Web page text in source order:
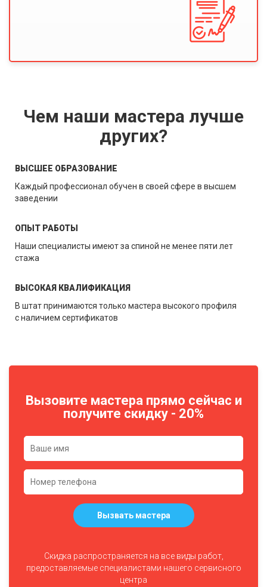
Чем наши мастера лучше
других?
ВЫСШЕЕ ОБРАЗОВАНИЕ
Каждый профессионал обучен в своей сфере в высшем
заведении
ОПЫТ РАБОТЫ
Наши специалисты имеют за спиной не менее пяти лет
стажа
ВЫСОКАЯ КВАЛИФИКАЦИЯ
В штат принимаются только мастера высокого профиля
с наличием сертификатов
Вызовите мастера прямо сейчас и
получите скидку - 20%
Вызвать мастера
Скидка распространяется на все виды работ,
предоставляемые специалистами нашего сервисного
центра